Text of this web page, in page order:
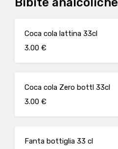
Coca cola lattina 33cl
3.00 €
Coca cola Zero bottl 33cl
3.00 €
Fanta bottiglia 33 cl